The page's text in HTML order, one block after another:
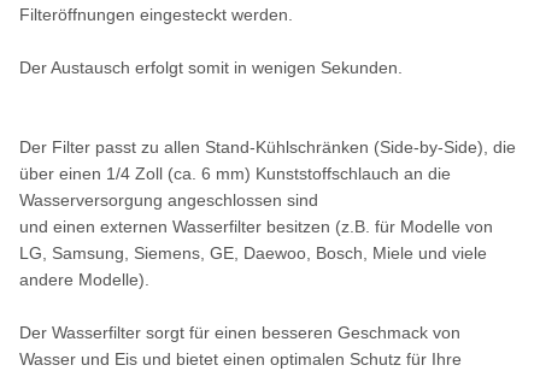
Filteröffnungen eingesteckt werden.
Der Austausch erfolgt somit in wenigen Sekunden.
Der Filter passt zu allen Stand-Kühlschränken (Side-by-Side), die
über einen 1/4 Zoll (ca. 6 mm) Kunststoffschlauch an die
Wasserversorgung angeschlossen sind
und einen externen Wasserfilter besitzen (z.B. für Modelle von
LG, Samsung, Siemens, GE, Daewoo, Bosch, Miele und viele
andere Modelle).
Der Wasserfilter sorgt für einen besseren Geschmack von
Wasser und Eis und bietet einen optimalen Schutz für Ihre